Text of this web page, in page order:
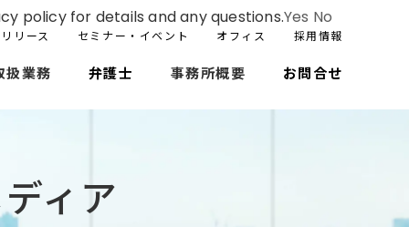
リース セミナー・イベント オフィス 採用情報
扱業務 弁護士 事務所概要 お問合せ
ィア
policy for details and any questions.Yes No